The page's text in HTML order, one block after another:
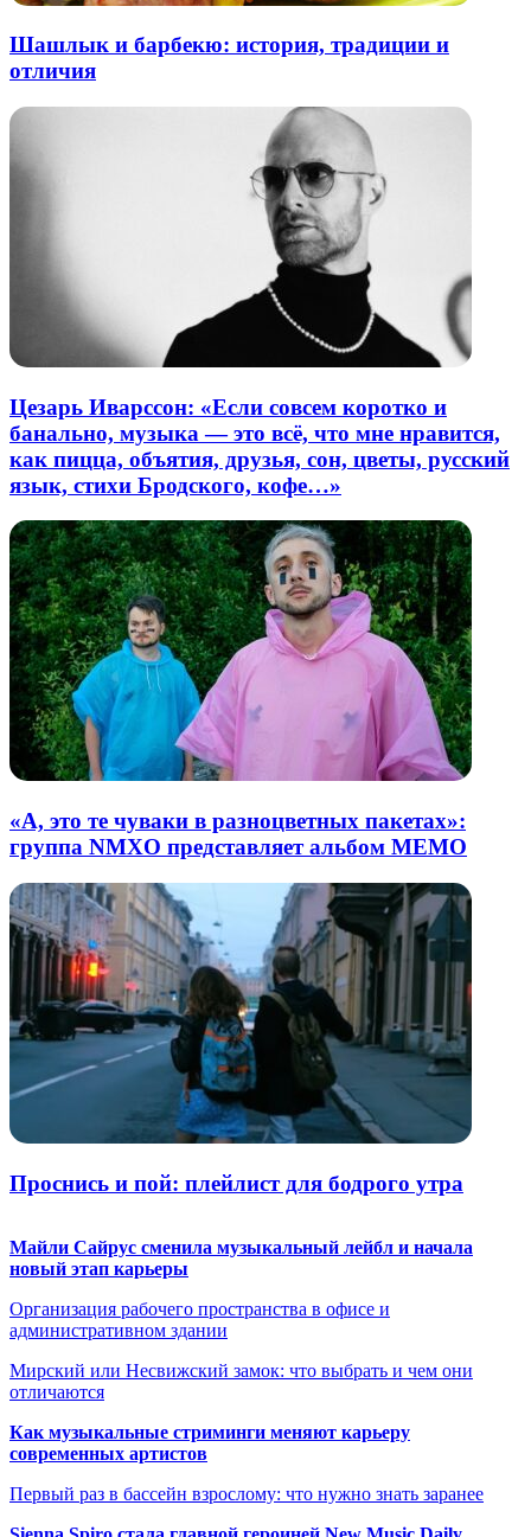
Шашлык и барбекю: история, традиции и
отличия
Цезарь Иварссон: «Если совсем коротко и
банально, музыка — это всё, что мне нравится,
как пицца, объятия, друзья, сон, цветы, русский
язык, стихи Бродского, кофе…»
«А, это те чуваки в разноцветных пакетах»:
группа NMXO представляет альбом MEMO
Проснись и пой: плейлист для бодрого утра
Майли Сайрус сменила музыкальный лейбл и начала
новый этап карьеры
Организация рабочего пространства в офисе и
административном здании
Мирский или Несвижский замок: что выбрать и чем они
отличаются
Как музыкальные стриминги меняют карьеру
современных артистов
Первый раз в бассейн взрослому: что нужно знать заранее